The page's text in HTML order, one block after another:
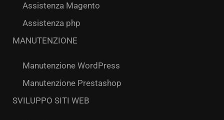
Assistenza Magento
Assistenza php
MANUTENZIONE
Manutenzione WordPress
Manutenzione Prestashop
SVILUPPO SITI WEB